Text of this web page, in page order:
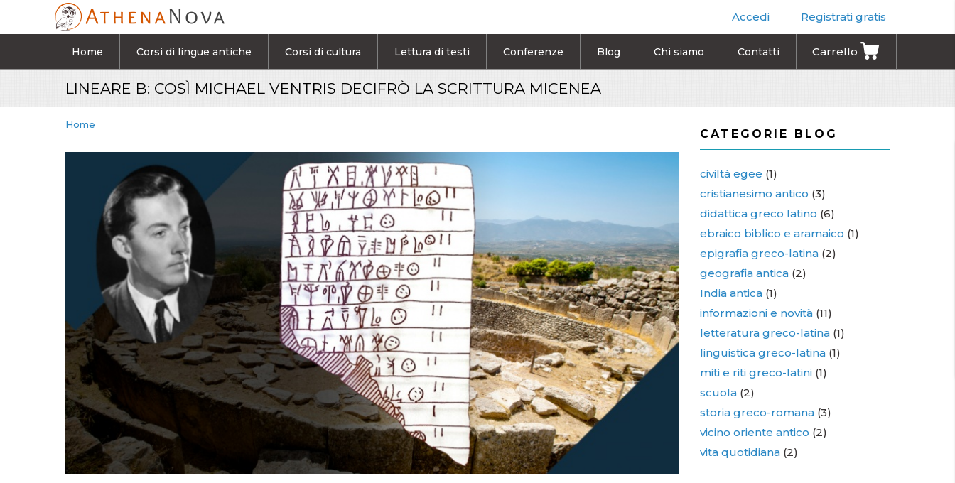
Salta al contenuto principale
Accedi Registrati gratis
Home Corsi di lingue antiche Corsi di cultura Lettura di testi Conferenze Blog Chi siamo Contatti Carrello
LINEARE B: COSÌ MICHAEL VENTRIS DECIFRÒ LA SCRITTURA MICENEA
Home
CATEGORIE BLOG
civiltà egee (1)
cristianesimo antico (3)
didattica greco latino (6)
ebraico biblico e aramaico (1)
epigrafia greco-latina (2)
geografia antica (2)
India antica (1)
informazioni e novità (11)
letteratura greco-latina (1)
linguistica greco-latina (1)
miti e riti greco-latini (1)
scuola (2)
storia greco-romana (3)
vicino oriente antico (2)
vita quotidiana (2)